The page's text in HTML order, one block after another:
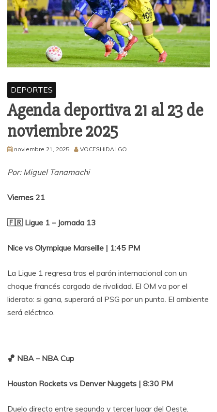
DEPORTES
Agenda deportiva 21 al 23 de
noviembre 2025
noviembre 21, 2025 VOCESHIDALGO
Por: Miguel Tanamachi
Viernes 21
🇫🇷 Ligue 1 – Jornada 13
Nice vs Olympique Marseille | 1:45 PM
La Ligue 1 regresa tras el parón internacional con un
choque francés cargado de rivalidad. El OM va por el
liderato: si gana, superará al PSG por un punto. El ambiente
será eléctrico.
🏀 NBA – NBA Cup
Houston Rockets vs Denver Nuggets | 8:30 PM
Duelo directo entre segundo y tercer lugar del Oeste.